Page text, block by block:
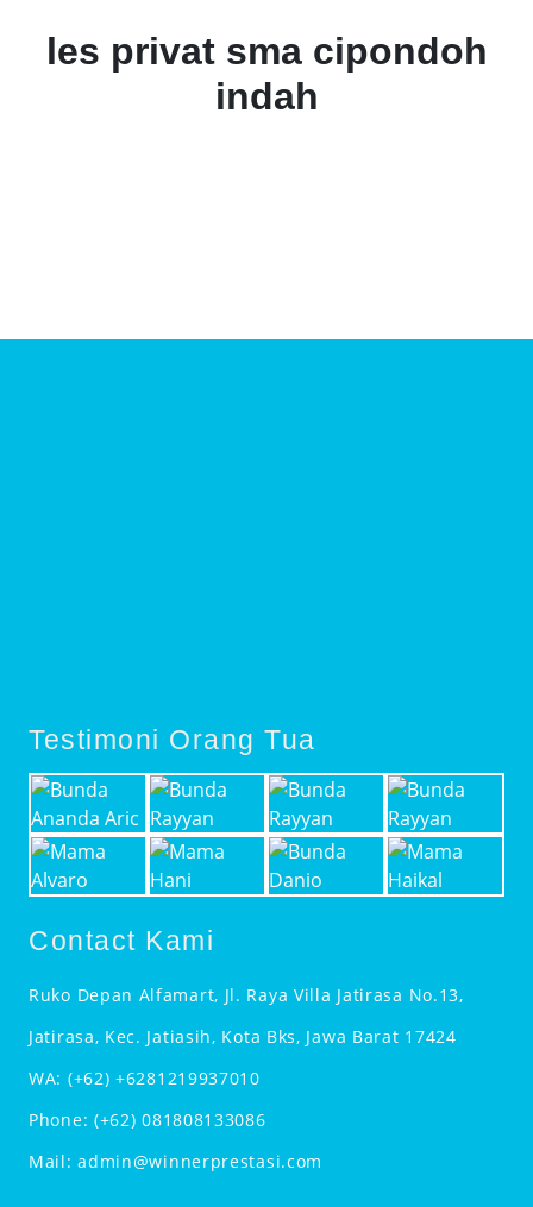
les privat sma cipondoh
indah
Testimoni Orang Tua
Contact Kami
Ruko Depan Alfamart, Jl. Raya Villa Jatirasa No.13,
Jatirasa, Kec. Jatiasih, Kota Bks, Jawa Barat 17424
WA: (+62) +6281219937010
Phone: (+62) 081808133086
Mail:admin@winnerprestasi.com